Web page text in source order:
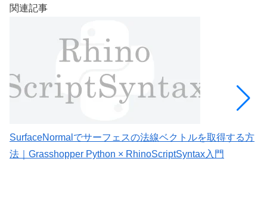
関連記事
SurfaceNormalでサーフェスの法線ベクトルを取得する方
法｜Grasshopper Python × RhinoScriptSyntax入門